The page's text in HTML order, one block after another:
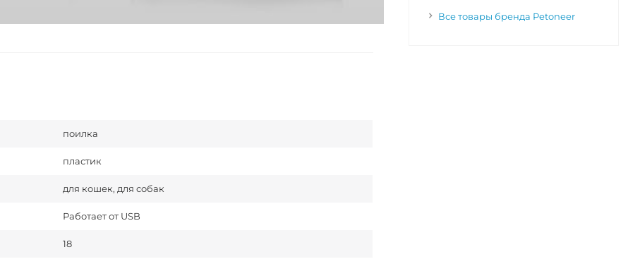
поилка
пластик
для кошек, для собак
Работает от USB
18
Все товары бренда Petoneer